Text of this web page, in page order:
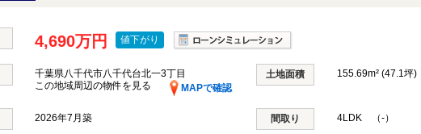
4,690万円 値下がり
千葉県八千代市八千代台北一3丁目
MAPで確認
この地域周辺の物件を見る
土地面積 155.69m² (47.1坪)
2026年7月築 間取り 4LDK （-）